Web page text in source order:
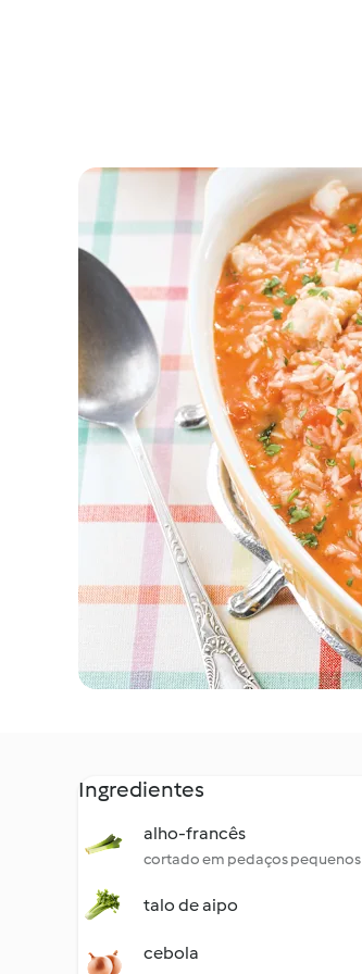
Ingredientes
alho-francês
cortado em pedaços pequenos
talo de aipo
cebola